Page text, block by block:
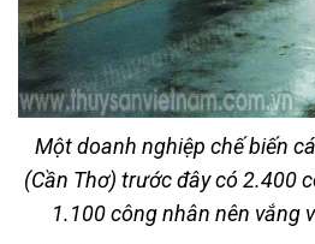
Một doanh nghiệp chế biến
(Cần Thơ) trước đây có 2.400
1.100 công nhân nên vắng